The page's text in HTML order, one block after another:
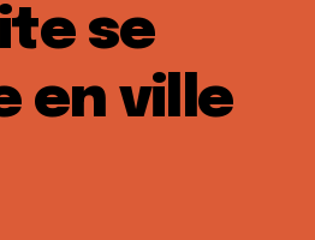
se
en ville